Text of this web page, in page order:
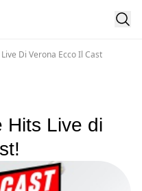
Di Verona Ecco Il Cast
Hits Live di